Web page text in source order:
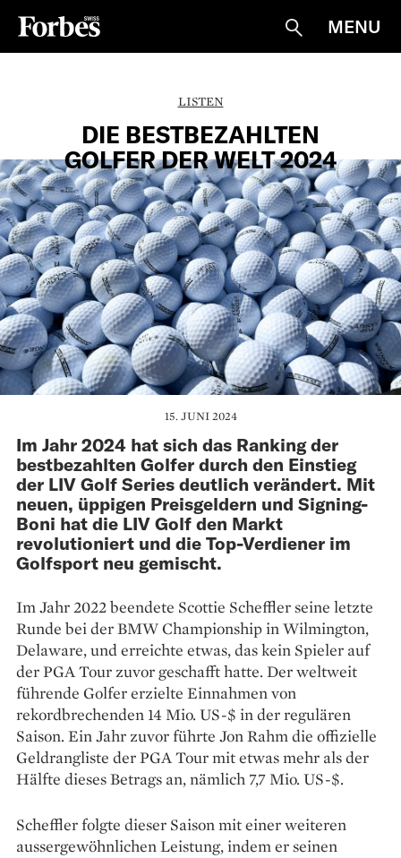
Suche
MENU
LISTEN
DIE BESTBEZAHLTEN
GOLFER DER WELT 2024
15. JUNI 2024
Im Jahr 2024 hat sich das Ranking der
bestbezahlten Golfer durch den Einstieg
der LIV Golf Series deutlich verändert. Mit
neuen, üppigen Preisgeldern und Signing-
Boni hat die LIV Golf den Markt
revolutioniert und die Top-Verdiener im
Golfsport neu gemischt.
Im Jahr 2022 beendete Scottie Scheffler seine letzte
Runde bei der BMW Championship in Wilmington,
Delaware, und erreichte etwas, das kein Spieler auf
der PGA Tour zuvor geschafft hatte. Der weltweit
führende Golfer erzielte Einnahmen von
rekordbrechenden 14 Mio. US-$ in der regulären
Saison. Ein Jahr zuvor führte Jon Rahm die offizielle
Geldrangliste der PGA Tour mit etwas mehr als der
Hälfte dieses Betrags an, nämlich 7,7 Mio. US-$.
Scheffler folgte dieser Saison mit einer weiteren
aussergewöhnlichen Leistung, indem er seinen